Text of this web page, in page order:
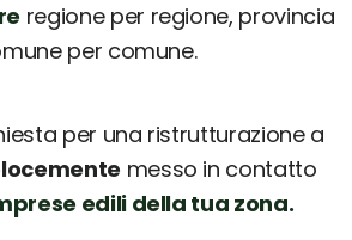
regione per regione, provincia
per comune.
per una ristrutturazione a
messo in contatto
edili della tua zona.